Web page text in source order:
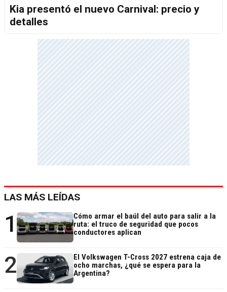
Kia presentó el nuevo Carnival: precio y
detalles
LAS MÁS LEÍDAS
1
Cómo armar el baúl del auto para salir a la
ruta: el truco de seguridad que pocos
conductores aplican
2
El Volkswagen T-Cross 2027 estrena caja de
ocho marchas, ¿qué se espera para la
Argentina?